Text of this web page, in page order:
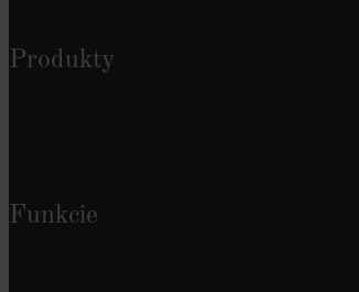
Produkty
Funkcie